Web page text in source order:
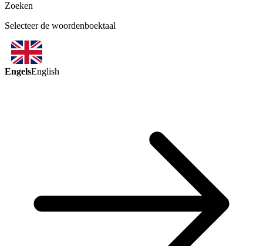
Zoeken
Selecteer de woordenboektaal
EngelsEnglish